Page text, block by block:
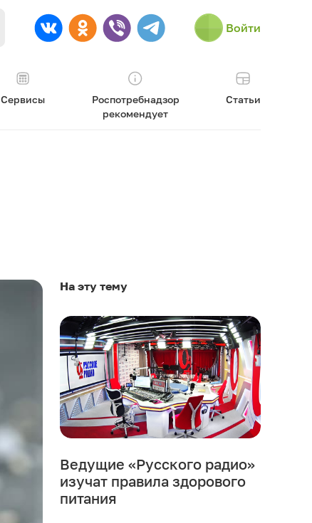
Войти
Сервисы
Роспотребнадзор
рекомендует
Статьи
На эту тему
Ведущие «Русского радио»
изучат правила здорового
питания